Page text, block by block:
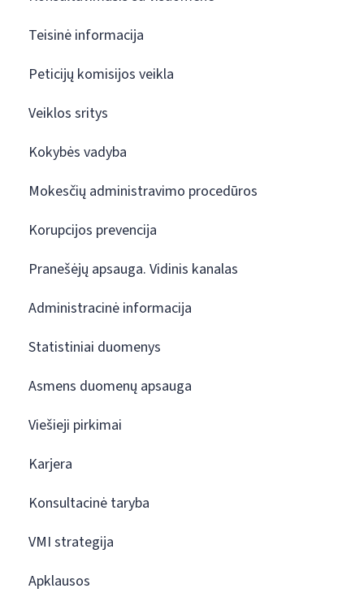
Teisinė informacija
Peticijų komisijos veikla
Veiklos sritys
Kokybės vadyba
Mokesčių administravimo procedūros
Korupcijos prevencija
Pranešėjų apsauga. Vidinis kanalas
Administracinė informacija
Statistiniai duomenys
Asmens duomenų apsauga
Viešieji pirkimai
Karjera
Konsultacinė taryba
VMI strategija
Apklausos